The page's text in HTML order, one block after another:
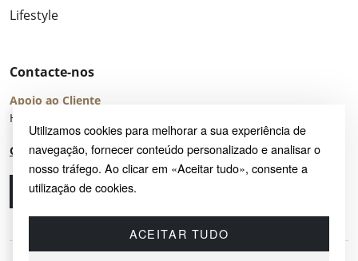
Utilizamos cookies para melhorar a sua experiência de
navegação, fornecer conteúdo personalizado e analisar o
nosso tráfego. Ao clicar em «Aceitar tudo», consente a
utilização de cookies.
ACEITAR TUDO
Lifestyle
Contacte-nos
Apoio ao Cliente
Horário de Atendimento: seg – sex 8:00 – 16:00 (UTC+2)
Centro de Ajuda
Ligue-nos